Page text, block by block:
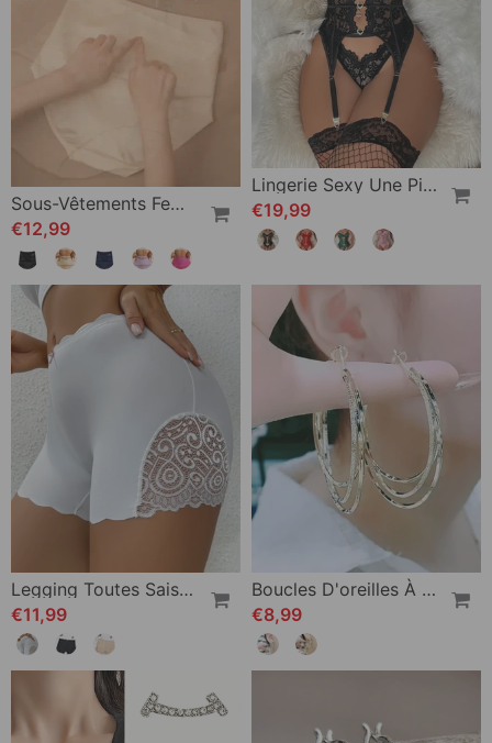
Sous-Vêtements Femme Taille Haute Sans Couture Contrôle Du Ventre Rehausse Fessier
€12,99
Lingerie Sexy Une Pièce Dentelle
€19,99
Legging Toutes Saisons En Soie Glacée Wexy
€11,99
Boucles D'oreilles À Plusieurs Couches
€8,99